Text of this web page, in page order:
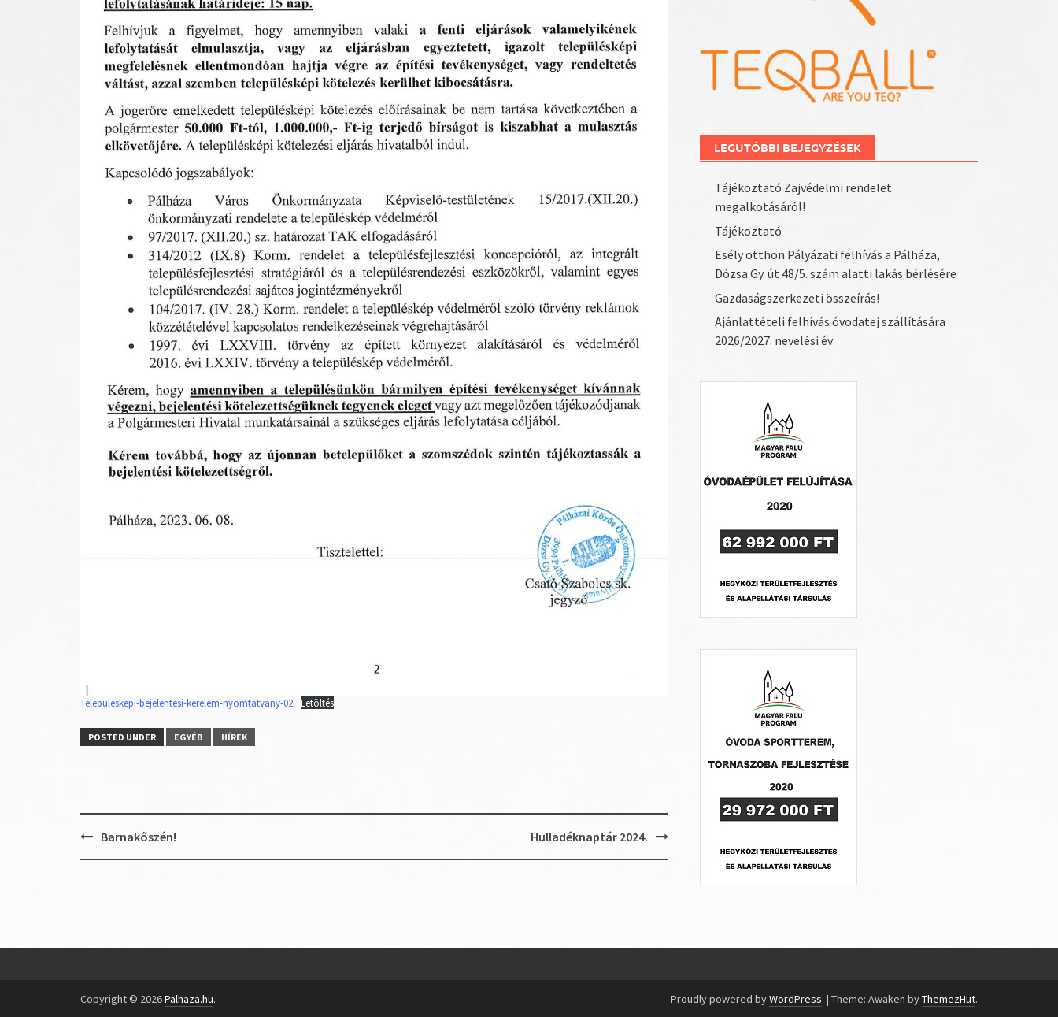
Telepuleskepi-bejelentesi-kerelem-nyomtatvany-02 Letöltés
POSTED UNDER EGYÉB HÍREK
PostBarnakőszén! Hulladéknaptár 2024.
LEGUTÓBBI BEJEGYZÉSEK
Tájékoztató Zajvédelmi rendelet
megalkotásáról!
Tájékoztató
Esély otthon Pályázati felhívás a Pálháza,
Dózsa Gy. út 48/5. szám alatti lakás bérlésére
Gazdaságszerkezeti összeírás!
Ajánlattételi felhívás óvodatej szállítására
2026/2027. nevelési év
Copyright © 2026Palhaza.hu. Proudly powered byWordPress. | Theme: Awaken byThemezHut.